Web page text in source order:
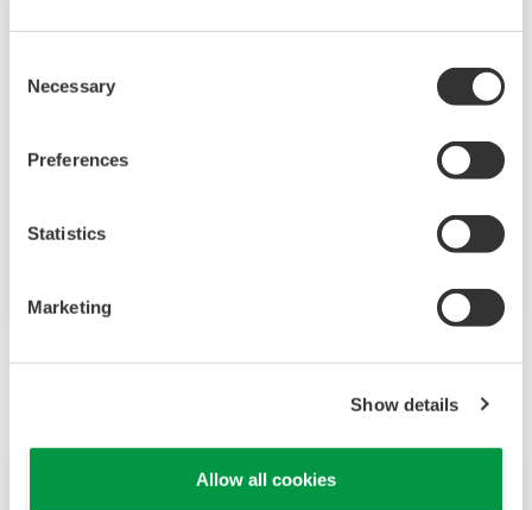
Selection
Necessary
Preferences
Statistics
Marketing
Show details
Allow all cookies
Yokogawa Reaches Agreement with
Yokogawa's Global Sales Network
- A wider field wireless product lineup for
6月